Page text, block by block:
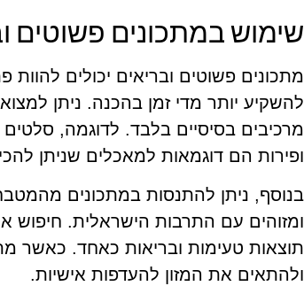
שימוש במתכונים פשוטים
מתכונים פשוטים ובריאים יכולים להוות
להשקיע יותר מדי זמן בהכנה. ניתן
מרכיבים בסיסיים בלבד. לדוגמה,
ופירות הם דוגמאות למאכלים שניתן
בנוסף, ניתן להתנסות במתכונים
ומזוהים עם התרבות הישראלית. חיפוש
תוצאות טעימות ובריאות כאחד. כאשר
ולהתאים את המזון להעדפות אישיות.